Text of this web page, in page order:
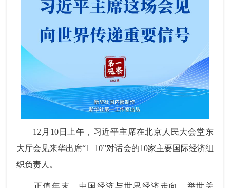
12月10日上午，习近平主席在北京人民大会堂东
大厅会见来华出席“1+10”对话会的10家主要国际经济组
织负责人。